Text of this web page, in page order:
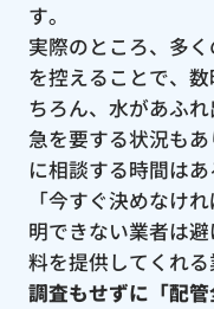
す。
実際のところ、多
を控えることで、
ちろん、水があふ
急を要する状況も
に相談する時間はあ
「今すぐ決めなけ
明できない業者は
料を提供してくれる
調査もせずに「配